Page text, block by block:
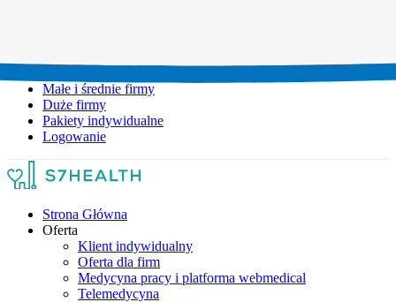
Małe i średnie firmy
Duże firmy
Pakiety indywidualne
Logowanie
Strona Główna
Oferta
Klient indywidualny
Oferta dla firm
Medycyna pracy i platforma webmedical
Telemedycyna